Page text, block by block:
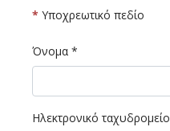
* Υποχρεωτικό πεδίο
Όνομα *
Ηλεκτρονικό ταχυδρομείο